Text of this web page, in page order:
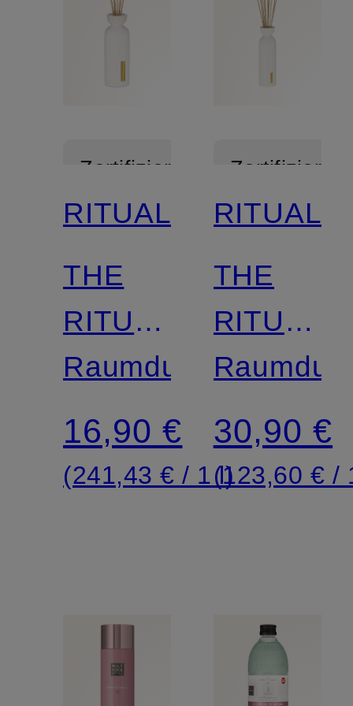
Zertifiziert
RITUALS
THE
RITUAL
OF
SAKURA
Raumduft
16,90 €
(241,43 € / 1 l)
Zertifiziert
RITUALS
THE
RITUAL
OF
SAKURA
Raumduft
30,90 €
(123,60 € /